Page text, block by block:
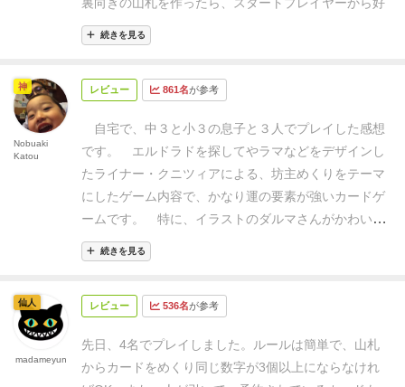
きな枚数のカードを引いていくだけ。
10の数字が書かれた可愛いダルマが描かれており、引
いく。この時、引いたカードと他プレイヤーが手元に
て貰って自分の予約カードとすることができる。自分
の手番が終了すると時計回りに他のプレイヤーが手番
をプレイしていき、1周して自分の手番が回ってきた
時、手元にカードが残っていれば全て得点となり除外
する。 これを繰り返していき、山札が尽きたらゲーム
終了。最も得点の多いプレイヤーの勝利となる。
け聞くと「このゲーム、本当に面白いの？
くなるルールだ。実際、ルールブックを読んでも面白
さがよく分からなかったのだが、そこはライナー・ク
ニツィアのデザインしたゲームだから安心して欲し
続きを見る
レビュー 861名が参考
自宅で、中３と小３の息子と３人でプレイした感想
です。
エルドラドを探してやラマなどをデザインし
たライナー・クニツィアによる、坊主めくりをテーマ
にしたゲーム内容で、かなり運の要素が強いカードゲ
ームです。
特に、イラストのダルマさんがかわいく
て、プレイしていて楽しい気分になります。
なルールや内容は、下記ＵＲＬから動画をご確認くだ
ストに気をつけてめくろう！あとでどうせ奪われるけ
が、ルールは非常に簡単で、インストも一瞬で終わ
り、あとはいつカードを引くのを止めるかの判断が難
続きを見る
神
Nobuaki
Katou
レビュー 536名が参考
先日、4名でプレイしました。
ルールは簡単で、山札
からカードをめくり同じ数字が3個以上にならなけれ
仙人
madameyun